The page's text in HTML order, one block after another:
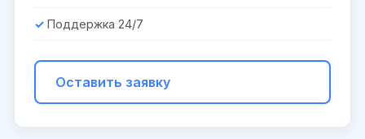
Поддержка 24/7
Оставить заявку